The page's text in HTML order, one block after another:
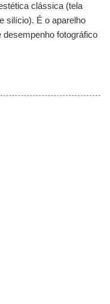
clássica (tela
silício). É o aparelho
desempenho fotográfico